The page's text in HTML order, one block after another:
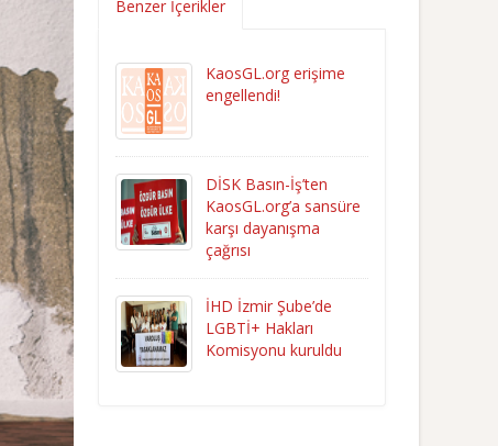
Benzer İçerikler
KaosGL.org erişime
engellendi!
DİSK Basın-İş’ten
KaosGL.org’a sansüre
karşı dayanışma
çağrısı
İHD İzmir Şube’de
LGBTİ+ Hakları
Komisyonu kuruldu